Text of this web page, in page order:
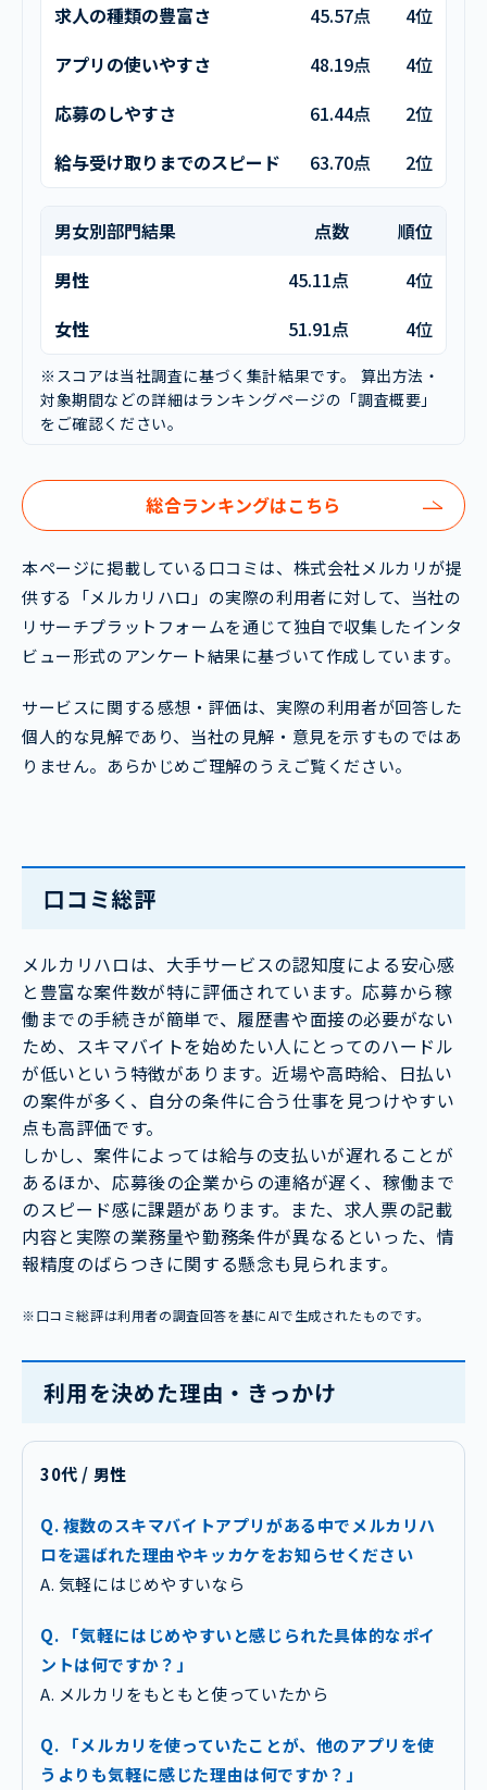
求人の種類の豊富さ
45.57点
4位
アプリの使いやすさ
48.19点
4位
応募のしやすさ
61.44点
2位
給与受け取りまでのスピード
63.70点 2位
男女別部門結果 点数
順位
男性
45.11点
4位
女性
51.91点 4位
※スコアは当社調査に基づく集計結果です。 算出方法・
対象期間などの詳細はランキングページの「調査概要」
をご確認ください。
総合ランキングはこちら
本ページに掲載している口コミは、株式会社メルカリが提
供する「メルカリハロ」の実際の利用者に対して、当社の
リサーチプラットフォームを通じて独自で収集したインタ
ビュー形式のアンケート結果に基づいて作成しています。
サービスに関する感想・評価は、実際の利用者が回答した
個人的な見解であり、当社の見解・意見を示すものではあ
りません。あらかじめご理解のうえご覧ください。
口コミ総評
メルカリハロは、大手サービスの認知度による安心感
と豊富な案件数が特に評価されています。応募から稼
働までの手続きが簡単で、履歴書や面接の必要がない
ため、スキマバイトを始めたい人にとってのハードル
が低いという特徴があります。近場や高時給、日払い
の案件が多く、自分の条件に合う仕事を見つけやすい
点も高評価です。
しかし、案件によっては給与の支払いが遅れることが
あるほか、応募後の企業からの連絡が遅く、稼働まで
のスピード感に課題があります。また、求人票の記載
内容と実際の業務量や勤務条件が異なるといった、情
報精度のばらつきに関する懸念も見られます。
※口コミ総評は利用者の調査回答を基にAIで生成されたものです。
利用を決めた理由・きっかけ
30代 / 男性
Q. 複数のスキマバイトアプリがある中でメルカリハ
ロを選ばれた理由やキッカケをお知らせください
A. 気軽にはじめやすいなら
Q. 「気軽にはじめやすいと感じられた具体的なポイ
ントは何ですか？」
A. メルカリをもともと使っていたから
Q. 「メルカリを使っていたことが、他のアプリを使
うよりも気軽に感じた理由は何ですか？」